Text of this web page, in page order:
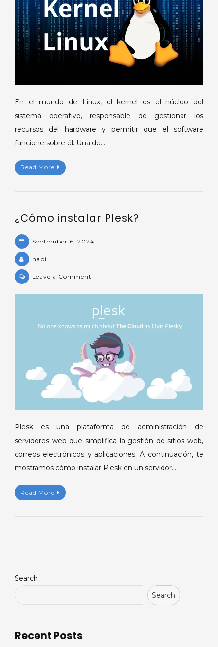
de
un
kernel
en
Linux?
En el mundo de Linux, el kernel es el núcleo del
sistema operativo, responsable de gestionar los
recursos del hardware y permitir que el software
funcione sobre él. Una de…
Read More
¿Cómo instalar Plesk?
September 6, 2024
habi
Leave a Comment
Plesk?
Plesk es una plataforma de administración de
servidores web que simplifica la gestión de sitios web,
correos electrónicos y aplicaciones. A continuación, te
mostramos cómo instalar Plesk en un servidor…
Read More
Search
Search
Recent Posts